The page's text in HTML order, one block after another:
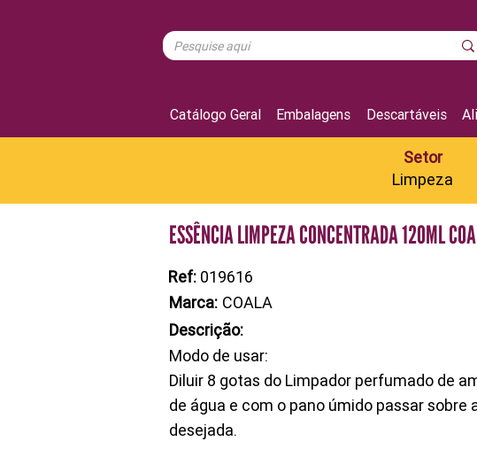
Catálogo Geral Embalagens Descartáveis
Setor
Limpeza
ESSÊNCIA LIMPEZA CONCENTRADA 120ML
Ref: 019616
Marca: COALA
Descrição:
Modo de usar:
Diluir 8 gotas do Limpador perfumado de
de água e com o pano úmido passar sobre
desejada.